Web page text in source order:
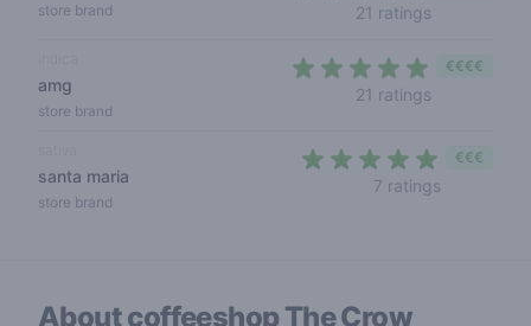
store brand 21 ratings
amg
store brand
21 ratings
€€€€
santa maria
store brand
7 ratings
€€€
About coffeeshopThe Crow